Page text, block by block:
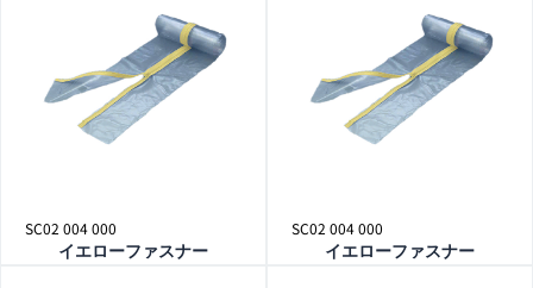
SC02 004 000
イエローファスナー
SC02 004 000
イエローファスナー